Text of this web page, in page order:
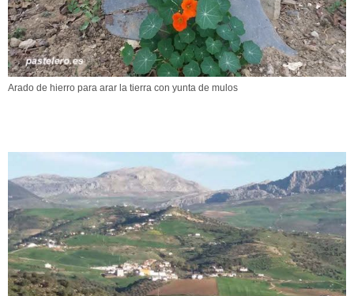
Arado de hierro para arar la tierra con yunta de mulos